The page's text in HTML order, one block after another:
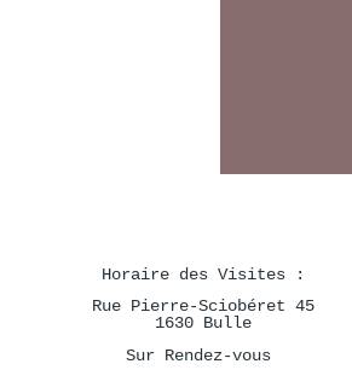
LE JOUR
rencontre.
Horaire des Visites :
Rue Pierre-Sciobéret 45
1630 Bulle
Sur Rendez-vous